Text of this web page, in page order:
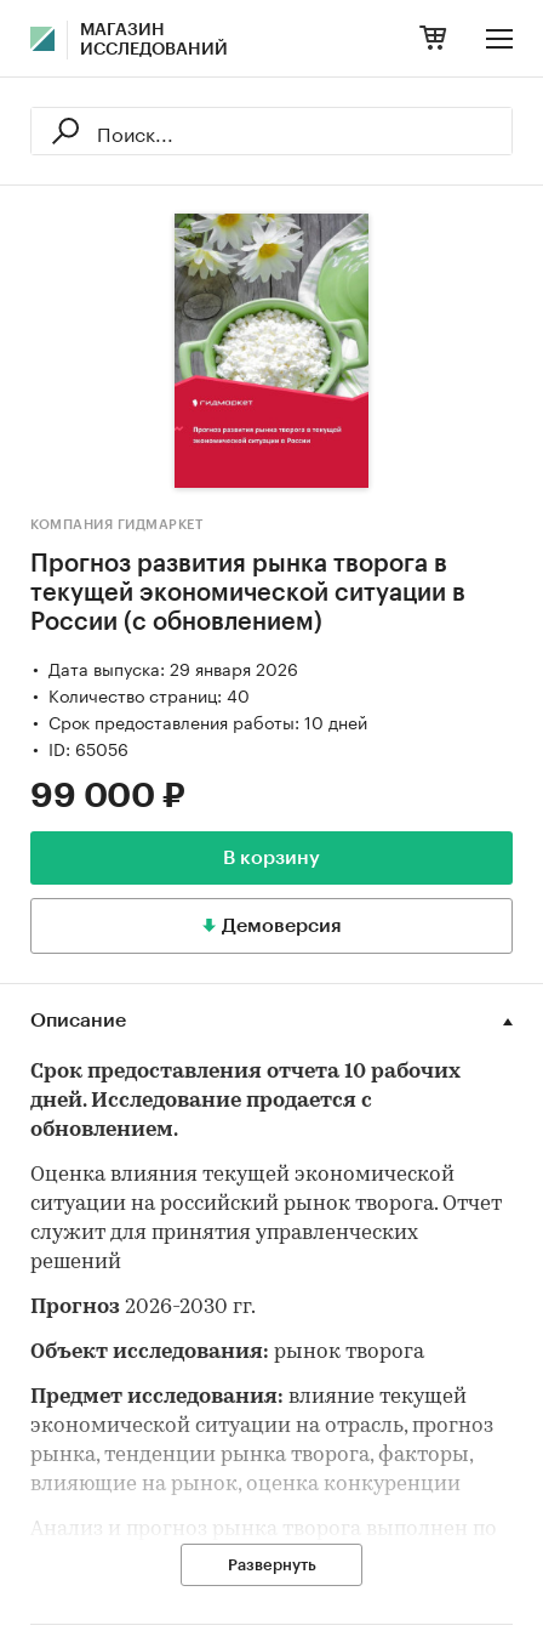
МАГАЗИН
ИССЛЕДОВАНИЙ
КОМПАНИЯ ГИДМАРКЕТ
Прогноз развития рынка творога в
текущей экономической ситуации в
России (с обновлением)
Дата выпуска: 29 января 2026
Количество страниц: 40
Срок предоставления работы: 10 дней
ID: 65056
99 000 ₽
В корзину
Демоверсия
Описание
Срок предоставления отчета 10 рабочих
дней. Исследование продается с
обновлением.
Оценка влияния текущей экономической
ситуации на российский рынок творога. Отчет
служит для принятия управленческих
решений
Прогноз 2026-2030 гг.
Объект исследования: рынок творога
Предмет исследования: влияние текущей
экономической ситуации на отрасль, прогноз
рынка, тенденции рынка творога, факторы,
влияющие на рынок, оценка конкуренции
Анализ и прогноз рынка творога выполнен по
рынку в целом, без выделения его сегментов
или изучения отдельных его сегментов.
Развернуть